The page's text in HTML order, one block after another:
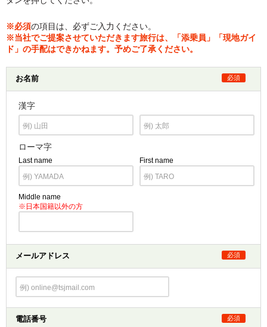
※必須の項目は、必ずご入力ください。
※当社でご提案させていただきます旅行は、「添乗員」「現地ガイ
ド」の手配はできかねます。予めご了承ください。
お名前 必須
漢字
ローマ字
Last name First name
Middle name
※日本国籍以外の方
メールアドレス 必須
電話番号 必須